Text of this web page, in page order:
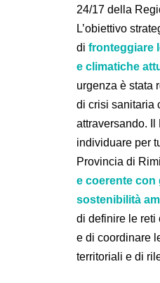
24/17 della
L’obiettivo
difronteggiare
e climatiche
urgenza è stata
di crisi sanitaria
attraversando. Il
individuare per
Provincia di
e coerente con
sostenibilità
di definire le reti
e di coordinare
territoriali e di